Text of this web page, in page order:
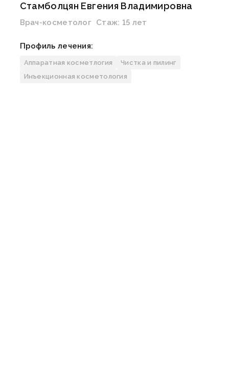
Стамболцян Евгения Владимировна
Врач-косметолог Стаж: 15 лет
Профиль лечения:
Аппаратная косметлогия
Чистка и пилинг
Инъекционная косметология
Узнать больше